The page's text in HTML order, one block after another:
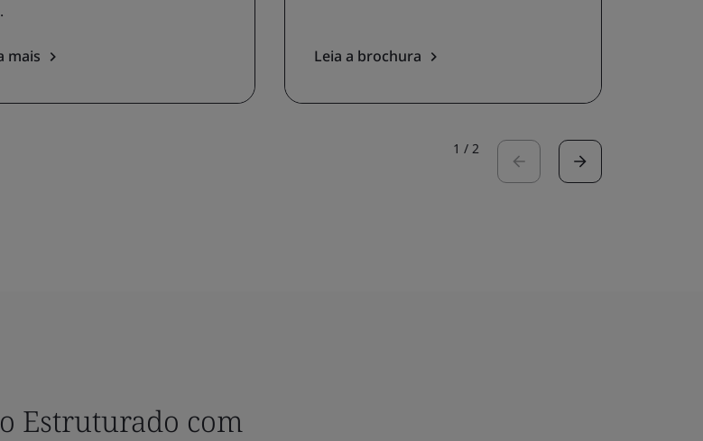
mais Leia a brochura
1 / 2
Estruturado com